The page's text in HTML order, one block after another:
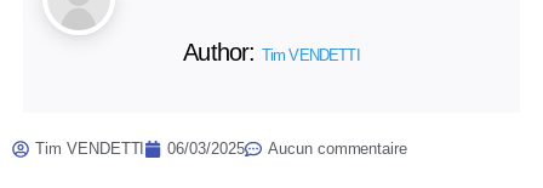
Author: Tim VENDETTI
Tim VENDETTI 06/03/2025 Aucun commentaire